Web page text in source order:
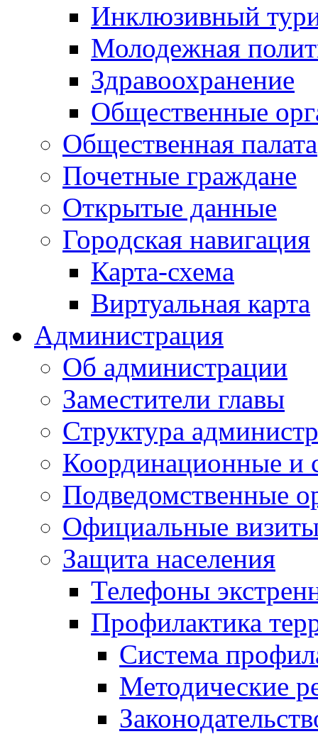
Инклюзивный
Молодежная
Здравоохранение
Общественные
Общественная палата
Почетные граждане
Открытые данные
Городская навигация
Карта-схема
Виртуальная карта
Администрация
Об администрации
Заместители главы
Структура
Координационные и
Подведомственные
Официальные
Защита населения
Телефоны
Профилактика
Система
Методические